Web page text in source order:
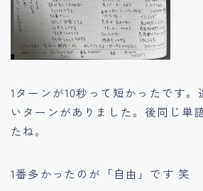
1ターンが10秒って短かったです。
いターンがありました。後同じ単
たね。
1番多かったのが「自由」です 笑